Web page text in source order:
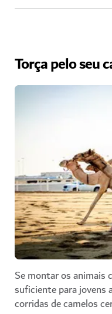
Torça pelo seu
Se montar os animais
suficiente para jovens
corridas de camelos